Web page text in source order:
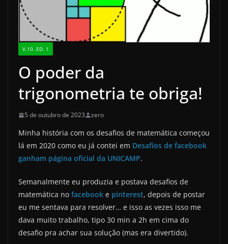
V.10. ED. 1
O poder da
trigonometria te obriga!
5 de outubro de 2023 zero
Minha história com os desafios de matemática começou
lá em 2020 como eu já contei em Desafios de facebook
ganham página oficial da UNICAMP.
Semanalmente eu produzia e postava desafios de
matemática no facebook e pinterest, depois de postar
eu me sentava para resolver… e isso as vezes isso me
dava muito trabalho, tipo 30 min a 2h em cima do
desafio pra achar sua solução (mas era divertido).